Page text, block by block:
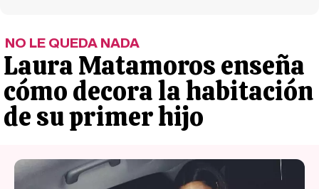
NO LE QUEDA NADA
Laura Matamoros enseña
cómo decora la habitación
de su primer hijo